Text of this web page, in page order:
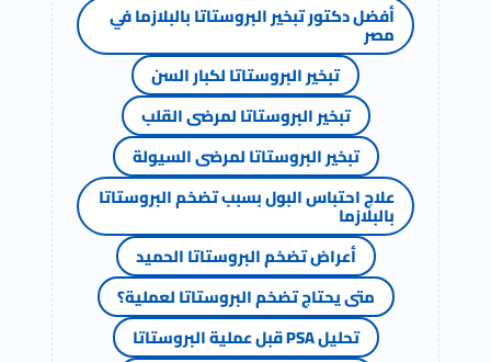
أفضل دكتور تبخير البروستاتا بالبلازما في
مصر
تبخير البروستاتا لكبار السن
تبخير البروستاتا لمرضى القلب
تبخير البروستاتا لمرضى السيولة
علاج احتباس البول بسبب تضخم البروستاتا
بالبلازما
أعراض تضخم البروستاتا الحميد
متى يحتاج تضخم البروستاتا لعملية؟
تحليل PSA قبل عملية البروستاتا